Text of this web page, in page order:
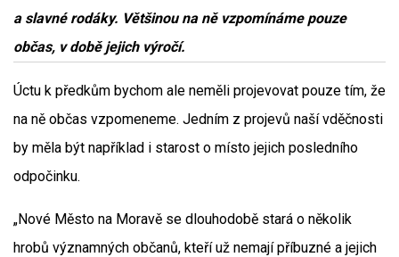
a slavné rodáky. Většinou na ně vzpomínáme pouze
občas, v době jejich výročí.
Úctu k předkům bychom ale neměli projevovat pouze tím, že
na ně občas vzpomeneme. Jedním z projevů naší vděčnosti
by měla být například i starost o místo jejich posledního
odpočinku.
„Nové Město na Moravě se dlouhodobě stará o několik
hrobů významných občanů, kteří už nemají příbuzné a jejich